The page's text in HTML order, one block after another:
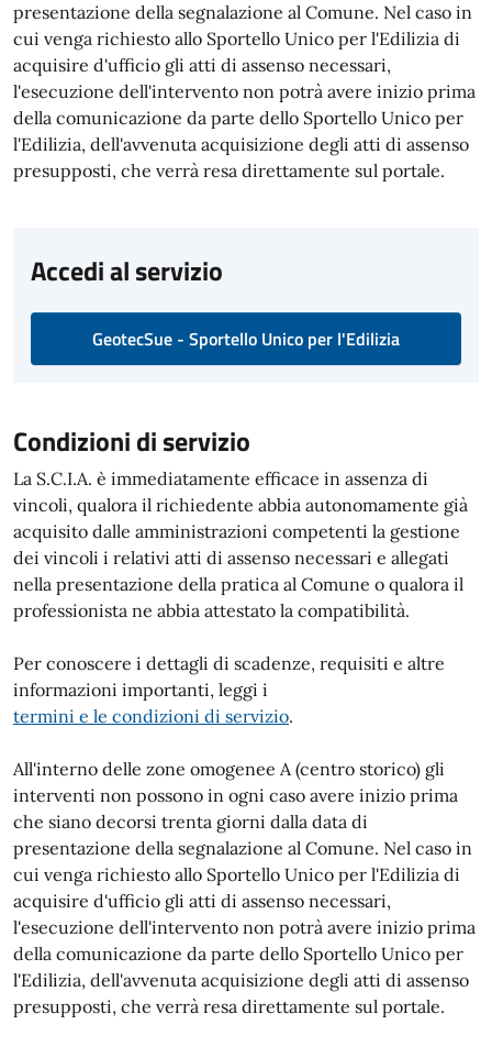
presentazione della segnalazione al Comune. Nel caso in
cui venga richiesto allo Sportello Unico per l'Edilizia di
acquisire d'ufficio gli atti di assenso necessari,
l'esecuzione dell'intervento non potrà avere inizio prima
della comunicazione da parte dello Sportello Unico per
l'Edilizia, dell'avvenuta acquisizione degli atti di assenso
presupposti, che verrà resa direttamente sul portale.
Accedi al servizio
GeotecSue - Sportello Unico per l'Edilizia
Condizioni di servizio
La S.C.I.A. è immediatamente efficace in assenza di
vincoli, qualora il richiedente abbia autonomamente già
acquisito dalle amministrazioni competenti la gestione
dei vincoli i relativi atti di assenso necessari e allegati
nella presentazione della pratica al Comune o qualora il
professionista ne abbia attestato la compatibilità.
Per conoscere i dettagli di scadenze, requisiti e altre
informazioni importanti, leggi i
termini e le condizioni di servizio.
All'interno delle zone omogenee A (centro storico) gli
interventi non possono in ogni caso avere inizio prima
che siano decorsi trenta giorni dalla data di
presentazione della segnalazione al Comune. Nel caso in
cui venga richiesto allo Sportello Unico per l'Edilizia di
acquisire d'ufficio gli atti di assenso necessari,
l'esecuzione dell'intervento non potrà avere inizio prima
della comunicazione da parte dello Sportello Unico per
l'Edilizia, dell'avvenuta acquisizione degli atti di assenso
presupposti, che verrà resa direttamente sul portale.